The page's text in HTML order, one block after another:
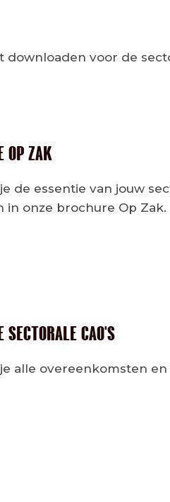
downloaden voor de
OP ZAK
de essentie van jouw
in onze brochure Op Zak.
SECTORALE CAO'S
alle overeenkomsten